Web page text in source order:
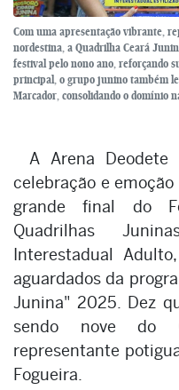
Com uma apresentação vibrante,
nordestina, a Quadrilha Ceará
festival pelo nono ano, reforçando
principal, o grupo junino também
Marcador, consolidando o domínio
A Arena
celebração e
grande final do
Quadrilhas
Interestadual
aguardados da
Junina" 2025. Dez
sendo nove do
representante
Fogueira.